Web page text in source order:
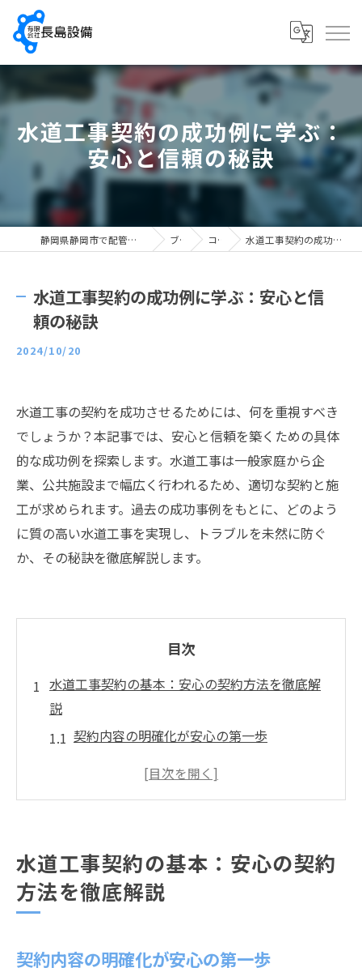
水道工事契約の成功例に学ぶ：
安心と信頼の秘訣
静岡県静岡市で配管工の求人なら有限会社長島設備 ブログ コラム 水道工事契約の成功例に学ぶ：安心と信頼の秘訣
水道工事契約の成功例に学ぶ：安心と信
頼の秘訣
2024/10/20
水道工事の契約を成功させるためには、何を重視すべき
でしょうか？本記事では、安心と信頼を築くための具体
的な成功例を探索します。水道工事は一般家庭から企
業、公共施設まで幅広く行われるため、適切な契約と施
工が求められます。過去の成功事例をもとに、どのよう
に質の高い水道工事を実現し、トラブルを未然に防ぐ
か、その秘訣を徹底解説します。
目次
水道工事契約の基本：安心の契約方法を徹底解
説
契約内容の明確化が安心の第一歩
見積もり段階での注意点とその確認方法
契約書のポイント：条項と条件をチェック
水道工事に関する法的要件の理解
の活用
水道工事契約の基本：安心の契約
方法を徹底解説
契約内容の明確化が安心の第一歩